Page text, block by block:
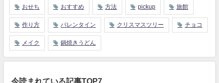
おせち おすすめ 方法 pickup 旅館
作り方 バレンタイン クリスマスツリー チョコ
メイク 鍋焼きうどん
今読まれている記事TOP7